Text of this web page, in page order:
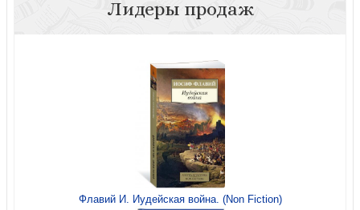
Голгофа
Лидеры продаж
Флавий И. Иудейская война. (Non Fiction)